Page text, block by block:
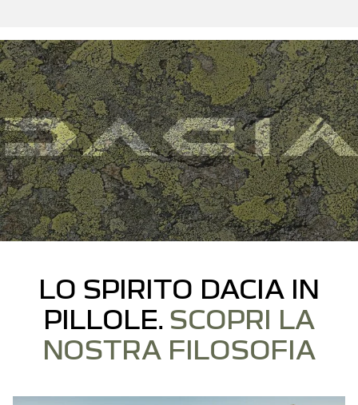
LO SPIRITO DACIA IN
PILLOLE. SCOPRI LA
NOSTRA FILOSOFIA